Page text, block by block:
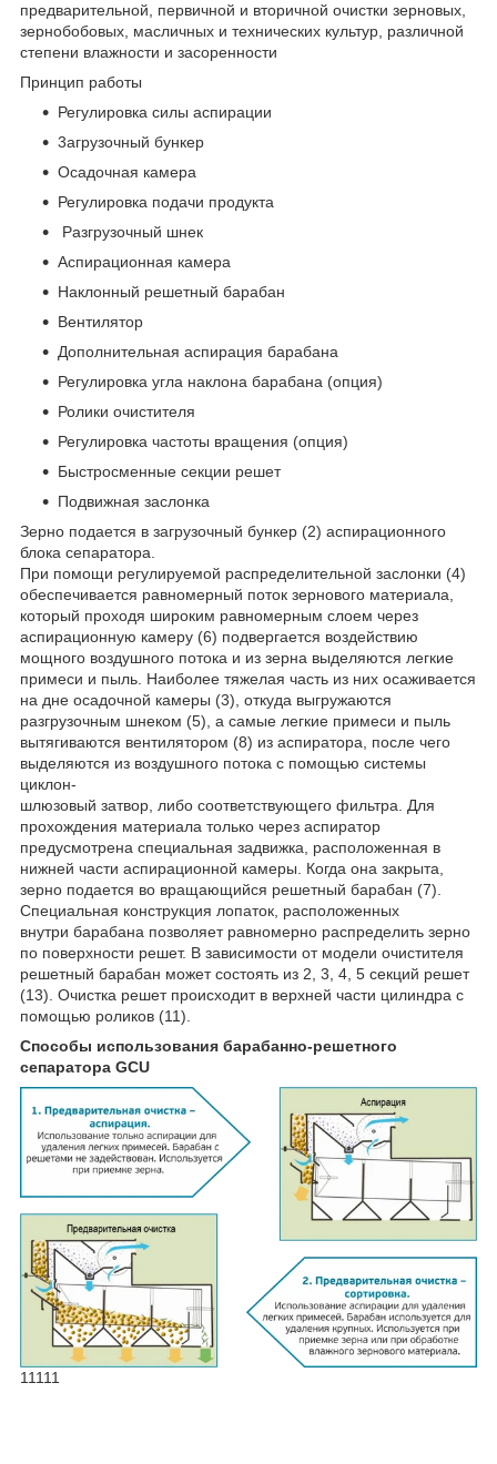
предварительной, первичной и вторичной очистки зерновых,
зернобобовых, масличных и технических культур, различной
степени влажности и засоренности
Принцип работы
Регулировка силы аспирации
3агрузочный бункер
Осадочная камера
Регулировка подачи продукта
Разгрузочный шнек
Аспирационная камера
Наклонный решетный барабан
Вентилятор
Дополнительная аспирация барабана
Регулировка угла наклона барабана (опция)
Ролики очистителя
Регулировка частоты вращения (опция)
Быстросменные секции решет
Подвижная заслонка
Зерно подается в загрузочный бункер (2) аспирационного
блока сепаратора.
При помощи регулируемой распределительной заслонки (4)
обеспечивается равномерный поток зернового материала,
который проходя широким равномерным слоем через
аспирационную камеру (6) подвергается воздействию
мощного воздушного потока и из зерна выделяются легкие
примеси и пыль. Наиболее тяжелая часть из них осаживается
на дне осадочной камеры (3), откуда выгружаются
разгрузочным шнеком (5), а самые легкие примеси и пыль
вытягиваются вентилятором (8) из аспиратора, после чего
выделяются из воздушного потока с помощью системы
циклон-
шлюзовый затвор, либо соответствующего фильтра. Для
прохождения материала только через аспиратор
предусмотрена специальная задвижка, расположенная в
нижней части аспирационной камеры. Когда она закрыта,
зерно подается во вращающийся решетный барабан (7).
Специальная конструкция лопаток, расположенных
внутри барабана позволяет равномерно распределить зерно
по поверхности решет. В зависимости от модели очистителя
решетный барабан может состоять из 2, 3, 4, 5 секций решет
(13). Очистка решет происходит в верхней части цилиндра с
помощью роликов (11).
Способы использования барабанно-решетного
сепаратора GCU
11111